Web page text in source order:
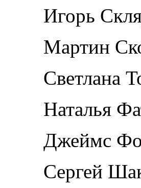
Игорь
Мартин
Светлана
Наталья
Джеймс
Сергей